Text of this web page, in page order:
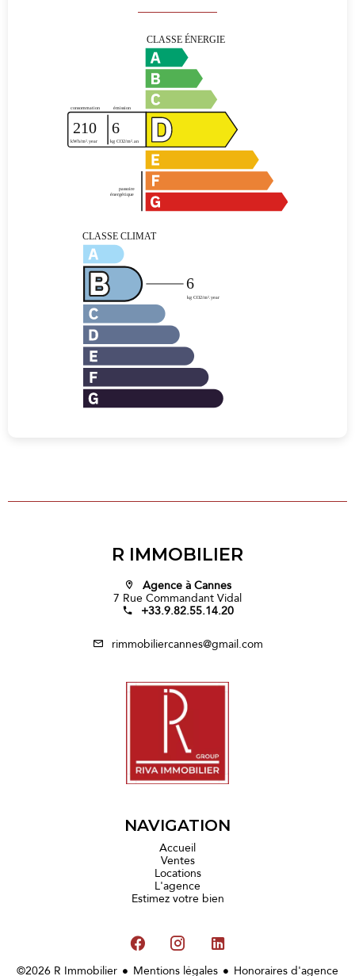
R IMMOBILIER
Agence à Cannes
7 Rue Commandant Vidal
+33.9.82.55.14.20
rimmobiliercannes@gmail.com
NAVIGATION
Accueil
Ventes
Locations
L'agence
Estimez votre bien
©2026 R Immobilier Mentions légales Honoraires d'agence